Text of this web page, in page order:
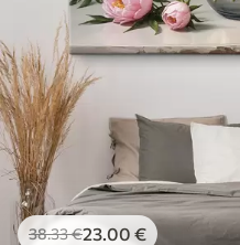
38.33€23.00 €